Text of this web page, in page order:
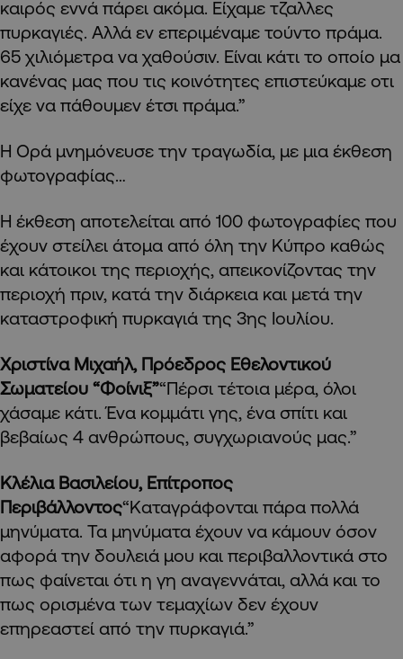
καιρός εννά πάρει ακόμα. Είχαμε τζαλλες
πυρκαγιές. Αλλά εν επεριμέναμε τούντο πράμα.
65 χιλιόμετρα να χαθούσιν. Είναι κάτι το οποίο μα
κανένας μας που τις κοινότητες επιστεύκαμε οτι
είχε να πάθουμεν έτσι πράμα.”
Η Ορά μνημόνευσε την τραγωδία, με μια έκθεση
φωτογραφίας…
Η έκθεση αποτελείται από 100 φωτογραφίες που
έχουν στείλει άτομα από όλη την Κύπρο καθώς
και κάτοικοι της περιοχής, απεικονίζοντας την
περιοχή πριν, κατά την διάρκεια και μετά την
καταστροφική πυρκαγιά της 3ης Ιουλίου.
Χριστίνα Μιχαήλ, Πρόεδρος Εθελοντικού
Σωματείου “Φοίνιξ”“Πέρσι τέτοια μέρα, όλοι
χάσαμε κάτι. Ένα κομμάτι γης, ένα σπίτι και
βεβαίως 4 ανθρώπους, συγχωριανούς μας.”
Κλέλια Βασιλείου, Επίτροπος
Περιβάλλοντος“Καταγράφονται πάρα πολλά
μηνύματα. Τα μηνύματα έχουν να κάμουν όσον
αφορά την δουλειά μου και περιβαλλοντικά στο
πως φαίνεται ότι η γη αναγεννάται, αλλά και το
πως ορισμένα των τεμαχίων δεν έχουν
επηρεαστεί από την πυρκαγιά.”